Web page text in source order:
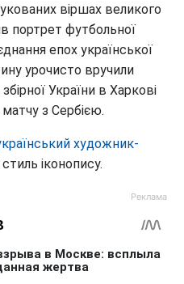
віршах великого
портрет футбольної
епох української
урочисто вручили
України в Харкові
з Сербією.
художник-
іконопису.